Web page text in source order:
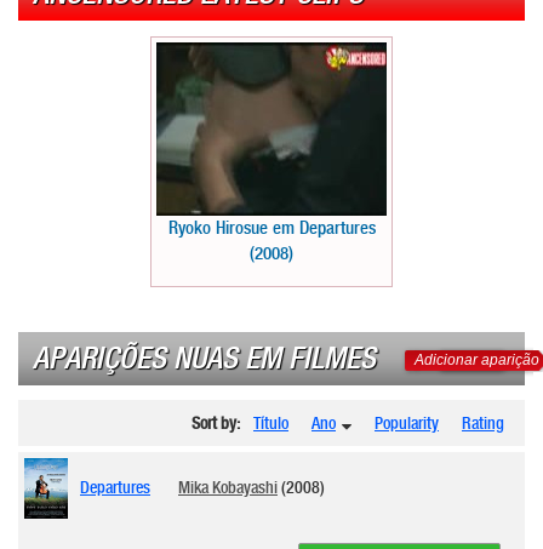
Ryoko Hirosue em Departures
(2008)
APARIÇÕES NUAS EM FILMES Adicionar aparição
Sort by: Título Ano Popularity Rating
Departures Mika Kobayashi(2008)